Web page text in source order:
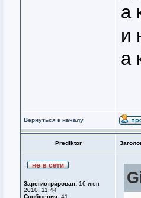
а
и
а
Вернуться к началу
Prediktor
Зарегистрирован: 16 июн
2010, 11:44
Сообщения: 41